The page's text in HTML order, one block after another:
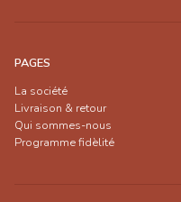
PAGES
La société
Livraison & retour
Qui sommes-nous
Programme fidèlité